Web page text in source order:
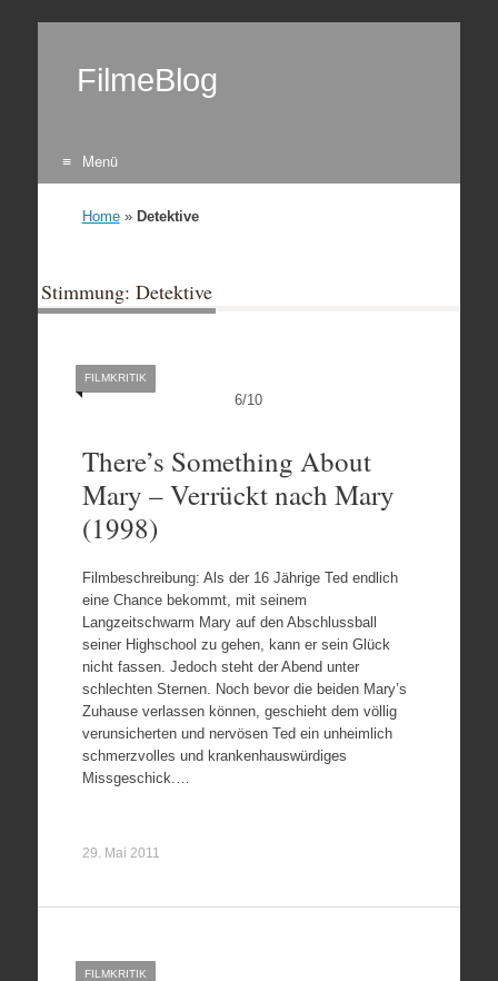
FilmeBlog
Menü
Home» Detektive
Stimmung: Detektive
6/10
FILMKRITIK
There’s Something About
Mary – Verrückt nach Mary
(1998)
Filmbeschreibung: Als der 16 Jährige Ted endlich
eine Chance bekommt, mit seinem
Langzeitschwarm Mary auf den Abschlussball
seiner Highschool zu gehen, kann er sein Glück
nicht fassen. Jedoch steht der Abend unter
schlechten Sternen. Noch bevor die beiden Mary’s
Zuhause verlassen können, geschieht dem völlig
verunsicherten und nervösen Ted ein unheimlich
schmerzvolles und krankenhauswürdiges
Missgeschick.…
29. Mai 2011
FILMKRITIK